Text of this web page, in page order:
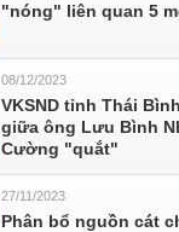
"nóng" liên quan 5
08/12/2023
VKSND tỉnh Thái
giữa ông Lưu Bình
Cường "quắt"
27/11/2023
Phân bổ nguồn cát